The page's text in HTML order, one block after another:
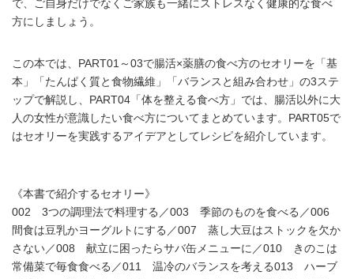
で、ご自身だけでなくご家族も一緒にストレスなく健康的な食べ
方にしましょう。
この本では、PART01～03で腸活×薬膳の食べ方のセオリーを「基
本」「たんぱく質と食物繊維」「バランスと組み合わせ」の3ステ
ップで解説し、PART04「体を整える食べ方」では、腸活以外に大
人の女性が意識したい食べ方についてまとめています。PART05で
はセオリーを実践するアイデアとしてレシピを紹介しています。
《本書で紹介するセオリー》
002 3つの調理法で料理する／003 季節のものを食べる／006
間食は豆乳かヨーグルトにする／007 蒸し大豆はストックを欠か
さない／008 献立に困ったらサバ缶メニューに／010 きのこは
常備菜で毎食食べる／011 温冷のバランスを考える013 ハーブ